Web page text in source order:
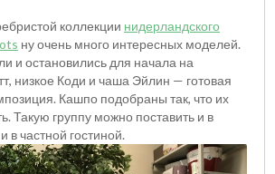
коллекции нидерландского
ну очень много интересных моделей.
и остановились для начала на
низкое Коди и чаша Эйлин — готовая
Кашпо подобраны так, что их
Такую группу можно поставить и в
в частной гостиной.